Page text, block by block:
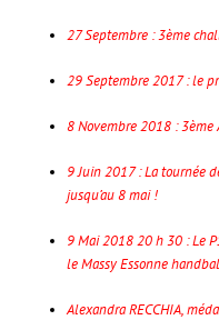
27 Septembre : 3ème
29 Septembre 2017 : le
8 Novembre 2018 : 3ème
9 Juin 2017 : La tournée
jusqu’au 8 mai !
9 Mai 2018 20 h 30 : Le
le Massy Essonne
Alexandra RECCHIA,